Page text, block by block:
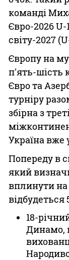
команді
Євро-2026 U-
світу-2027
Європу на
п'ять-шість
Євро та
турніру
збірна з
Україна вже
Попереду в
який
вплинути на
відбудеться
18-
Динамо,